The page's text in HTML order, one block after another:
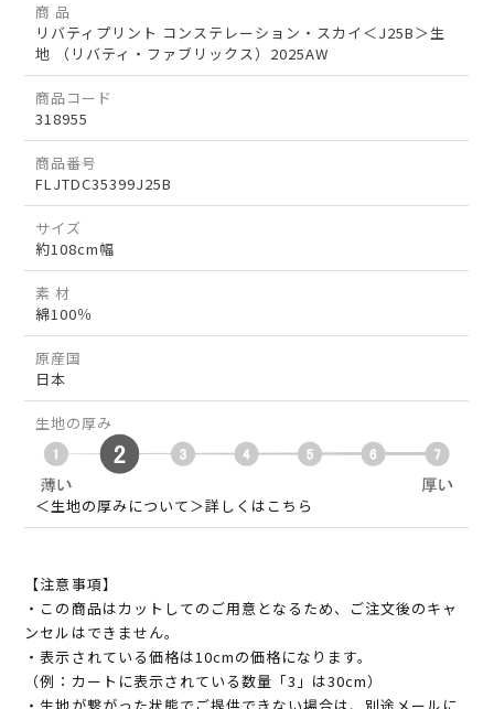
商 品
リバティプリント コンステレーション・スカイ＜J25B＞生
地 （リバティ・ファブリックス）2025AW
商品コード
318955
商品番号
FLJTDC35399J25B
サイズ
約108cm幅
素 材
綿100％
原産国
日本
生地の厚み
＜生地の厚みについて＞詳しくはこちら
【注意事項】
・この商品はカットしてのご用意となるため、ご注文後のキャ
ンセルはできません。
・表示されている価格は10cmの価格になります。
（例：カートに表示されている数量「3」は30cm）